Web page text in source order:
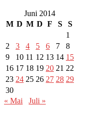
Juni 2014
M D M D F S
S
1
2
3 4 5 6 7
8
9
10 11 12 13 14 15
16 17 18 19 20 21 22
23 24 25 26 27 28 29
30
« Mai
Juli »